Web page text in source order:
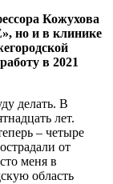
Кожухова
но и в клинике
в 2021
делать. В
лет.
– четыре
от
меня в
область